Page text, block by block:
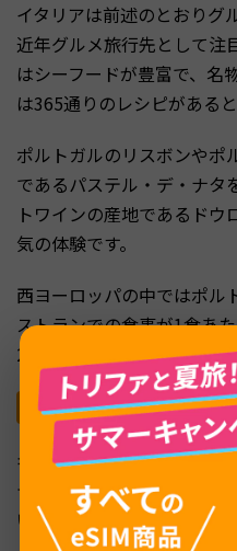
イタリアは前述のとおりグ
近年グルメ旅行先として注
はシーフードが豊富で、名
は365通りのレシピがある
ポルトガルのリスボンやポ
であるパステル・デ・ナタ
トワインの産地であるド
気の体験です。
西ヨーロッパの中ではポル
ストランでの食事が1食あ
2,760円）程度と手頃なのも
歴史と芸術に浸るなら
ギリシャはヨーロッパ文明
テノン神殿やデルフィ遺跡
います。サントリーニ島の